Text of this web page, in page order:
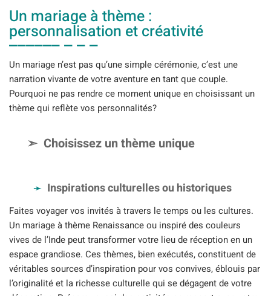
Un mariage à thème :
personnalisation et créativité
Un mariage n’est pas qu’une simple cérémonie, c’est une
narration vivante de votre aventure en tant que couple.
Pourquoi ne pas rendre ce moment unique en choisissant un
thème qui reflète vos personnalités?
Choisissez un thème unique
Inspirations culturelles ou historiques
Faites voyager vos invités à travers le temps ou les cultures.
Un mariage à thème Renaissance ou inspiré des couleurs
vives de l’Inde peut transformer votre lieu de réception en un
espace grandiose. Ces thèmes, bien exécutés, constituent de
véritables sources d’inspiration pour vos convives, éblouis par
l’originalité et la richesse culturelle qui se dégagent de votre